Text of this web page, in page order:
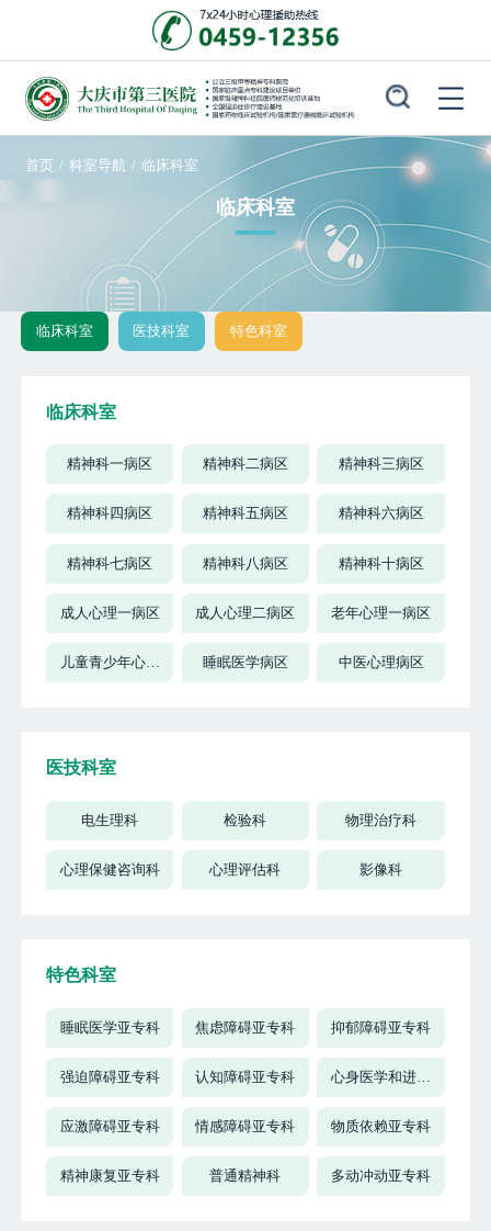
首页 / 科室导航 / 临床科室
临床科室
临床科室 医技科室 特色科室
临床科室
精神科一病区 精神科二病区 精神科三病区
精神科四病区 精神科五病区 精神科六病区
精神科七病区 精神科八病区 精神科十病区
成人心理一病区 成人心理二病区 老年心理一病区
儿童青少年心理 睡眠医学病区 中医心理病区
医技科室
电生理科 检验科 物理治疗科
心理保健咨询科 心理评估科 影像科
特色科室
睡眠医学亚专科 焦虑障碍亚专科 抑郁障碍亚专科
强迫障碍亚专科 认知障碍亚专科 心身医学和进食
障碍亚专科
应激障碍亚专科 情感障碍亚专科 物质依赖亚专科
精神康复亚专科 普通精神科 多动冲动亚专科